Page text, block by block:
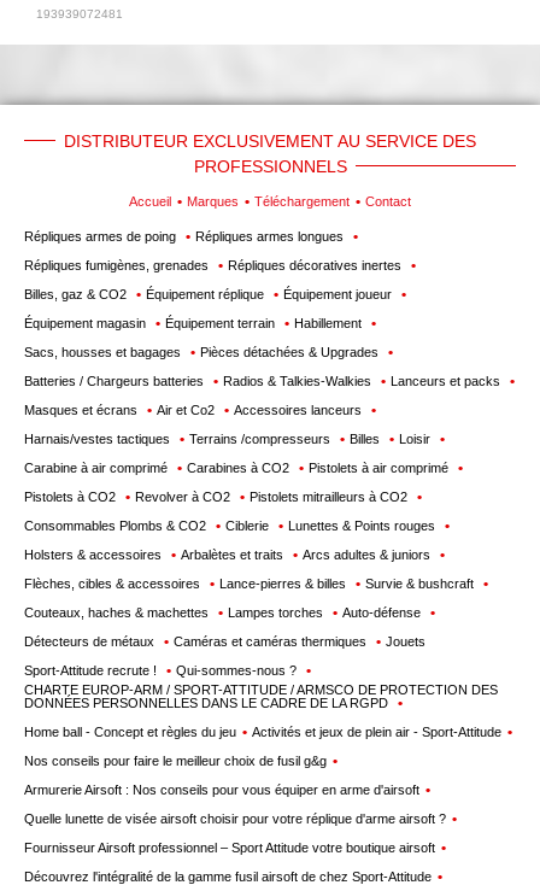
193939072481
DISTRIBUTEUR EXCLUSIVEMENT AU SERVICE DES
PROFESSIONNELS
Accueil Marques Téléchargement Contact
Répliques armes de poing
Répliques armes longues
Répliques fumigènes, grenades
Répliques décoratives inertes
Billes, gaz & CO2
Équipement réplique
Équipement joueur
Équipement magasin
Équipement terrain
Habillement
Sacs, housses et bagages
Pièces détachées & Upgrades
Batteries / Chargeurs batteries
Radios & Talkies-Walkies
Lanceurs et packs
Masques et écrans
Air et Co2
Accessoires lanceurs
Harnais/vestes tactiques
Terrains /compresseurs Billes
Loisir
Carabine à air comprimé
Carabines à CO2
Pistolets à air comprimé
Pistolets à CO2
Revolver à CO2
Pistolets mitrailleurs à CO2
Consommables Plombs & CO2
Ciblerie
Lunettes & Points rouges
Holsters & accessoires
Arbalètes et traits
Arcs adultes & juniors
Flèches, cibles & accessoires
Lance-pierres & billes
Survie & bushcraft
Couteaux, haches & machettes
Lampes torches
Auto-défense
Détecteurs de métaux
Caméras et caméras thermiques
Jouets
Sport-Attitude recrute !
Qui-sommes-nous ?
CHARTE EUROP-ARM / SPORT-ATTITUDE / ARMSCO DE PROTECTION DES
DONNÉES PERSONNELLES DANS LE CADRE DE LA RGPD
Home ball - Concept et règles du jeu
Activités et jeux de plein air - Sport-Attitude
Nos conseils pour faire le meilleur choix de fusil g&g
Armurerie Airsoft : Nos conseils pour vous équiper en arme d'airsoft
Quelle lunette de visée airsoft choisir pour votre réplique d'arme airsoft ?
Fournisseur Airsoft professionnel – Sport Attitude votre boutique airsoft
Découvrez l'intégralité de la gamme fusil airsoft de chez Sport-Attitude